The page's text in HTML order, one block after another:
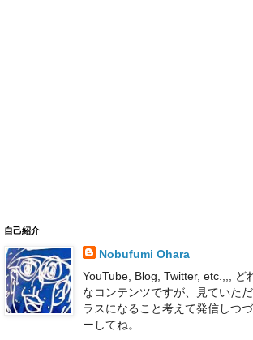
自己紹介
Nobufumi Ohara
YouTube, Blog, Twitter, etc.,,, ど
なコンテンツですが、見ていた
ラスになること考えて発信しつ
ーしてね。